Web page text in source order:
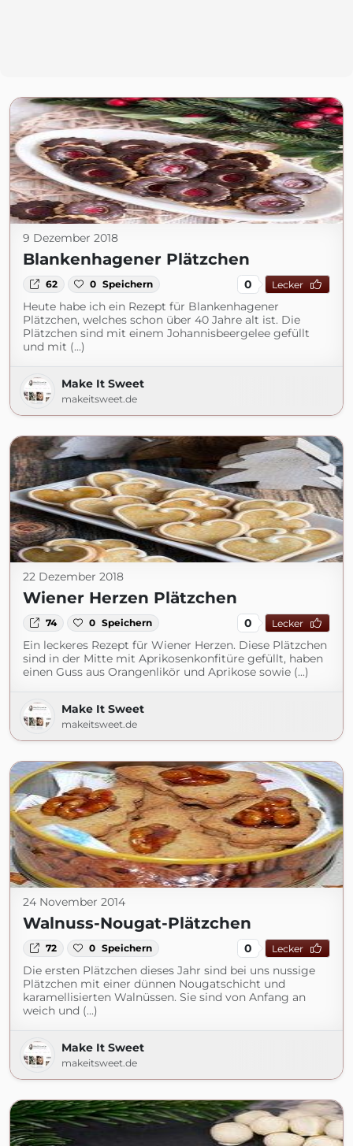
9 Dezember 2018
Blankenhagener Plätzchen
62 0 Speichern 0 Lecker
Heute habe ich ein Rezept für Blankenhagener
Plätzchen, welches schon über 40 Jahre alt ist. Die
Plätzchen sind mit einem Johannisbeergelee gefüllt
und mit (...)
Make It Sweet
makeitsweet.de
22 Dezember 2018
Wiener Herzen Plätzchen
74 0 Speichern 0 Lecker
Ein leckeres Rezept für Wiener Herzen. Diese Plätzchen
sind in der Mitte mit Aprikosenkonfitüre gefüllt, haben
einen Guss aus Orangenlikör und Aprikose sowie (...)
Make It Sweet
makeitsweet.de
24 November 2014
Walnuss-Nougat-Plätzchen
72 0 Speichern 0 Lecker
Die ersten Plätzchen dieses Jahr sind bei uns nussige
Plätzchen mit einer dünnen Nougatschicht und
karamellisierten Walnüssen. Sie sind von Anfang an
weich und (...)
Make It Sweet
makeitsweet.de